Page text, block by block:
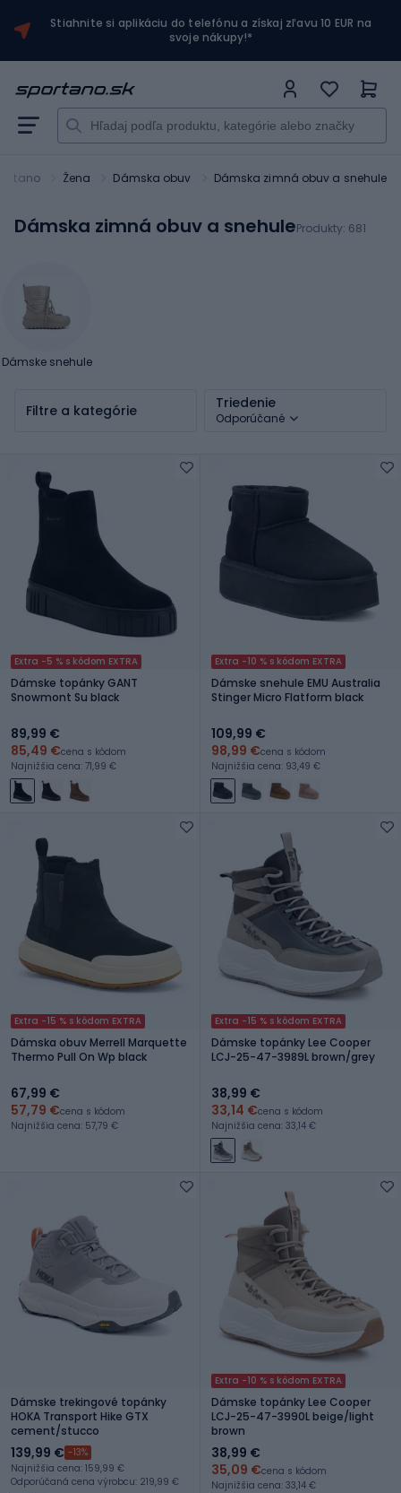
Stiahnite si aplikáciu do telefónu a získaj zľavu 10 EUR na
svoje nákupy!*
Žena Dámska obuv Dámska zimná obuv a snehule
Dámska zimná obuv a snehuleProdukty: 681
Dámske snehule
Filtre a kategórie Triedenie
Odporúčané
Extra -5 % s kódom EXTRA
Dámske topánky GANT
Snowmont Su black
89,99 €
85,49 €cena s kódom
Najnižšia cena: 71,99 €
Extra -10 % s kódom EXTRA
Dámske snehule EMU Australia
Stinger Micro Flatform black
109,99 €
98,99 €cena s kódom
Najnižšia cena: 93,49 €
Extra -15 % s kódom EXTRA
Dámska obuv Merrell Marquette
Thermo Pull On Wp black
67,99 €
57,79 €cena s kódom
Najnižšia cena: 57,79 €
Extra -15 % s kódom EXTRA
Dámske topánky Lee Cooper
LCJ-25-47-3989L brown/grey
38,99 €
33,14 €cena s kódom
Najnižšia cena: 33,14 €
Dámske trekingové topánky
HOKA Transport Hike GTX
cement/stucco
139,99 € -13%
Najnižšia cena: 159,99 €
Odporúčaná cena výrobcu: 219,99 €
Extra -10 % s kódom EXTRA
Dámske topánky Lee Cooper
LCJ-25-47-3990L beige/light
brown
38,99 €
35,09 €cena s kódom
Najnižšia cena: 33,14 €